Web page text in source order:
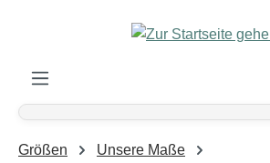
Zum Hauptinhalt springen
Größen
Unsere Maße